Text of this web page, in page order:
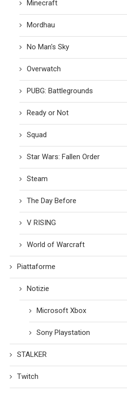
Minecraft
Mordhau
No Man's Sky
Overwatch
PUBG: Battlegrounds
Ready or Not
Squad
Star Wars: Fallen Order
Steam
The Day Before
V RISING
World of Warcraft
Piattaforme
Notizie
Microsoft Xbox
Sony Playstation
STALKER
Twitch